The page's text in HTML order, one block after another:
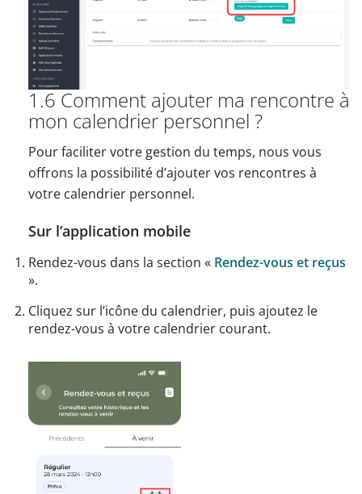
1.6 Comment ajouter ma rencontre à
mon calendrier personnel ?
Pour faciliter votre gestion du temps, nous vous
offrons la possibilité d’ajouter vos rencontres à
votre calendrier personnel.
Sur l’application mobile
Rendez-vous dans la section « Rendez-vous et reçus
».
Cliquez sur l’icône du calendrier, puis ajoutez le
rendez-vous à votre calendrier courant.